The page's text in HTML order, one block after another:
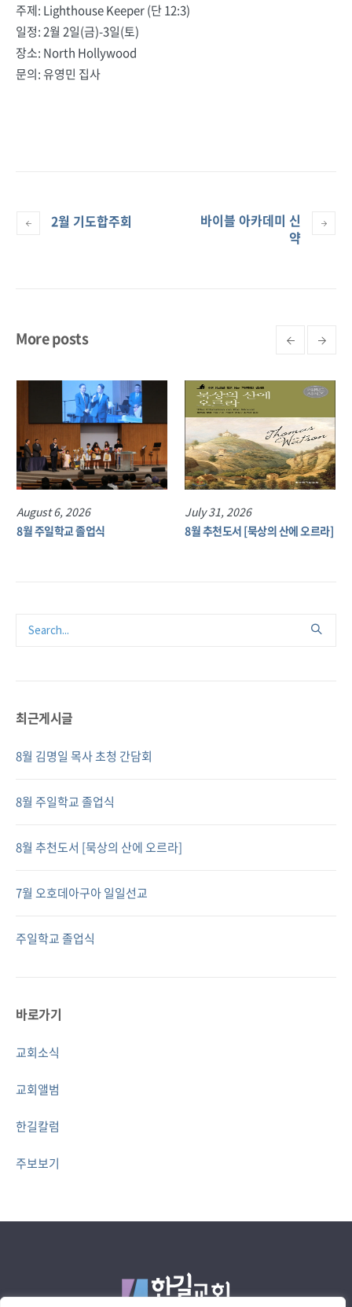
주제: Lighthouse Keeper (단 12:3)
일정: 2월 2일(금)-3일(토)
장소: North Hollywood
문의: 유영민 집사
2월 기도합주회
바이블 아카데미 신
약
More posts
August 6, 2026
8월 주일학교 졸업식
July 31, 2026
8월 추천도서 [묵상의 산에 오르라]
최근게시글
8월 김명일 목사 초청 간담회
8월 주일학교 졸업식
8월 추천도서 [묵상의 산에 오르라]
7월 오호데아구아 일일선교
주일학교 졸업식
바로가기
교회소식
교회앨범
한길칼럼
주보보기